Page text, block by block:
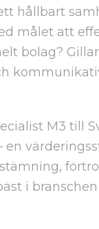
hållbart
målet att
bolag?
M3 till
i